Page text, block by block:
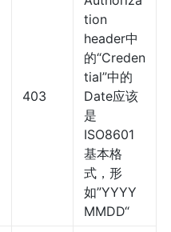
403
tion
header中
的“Creden
tial”中的
Date应该
是
ISO8601
基本格
式，形
如”YYYY
MMDD“